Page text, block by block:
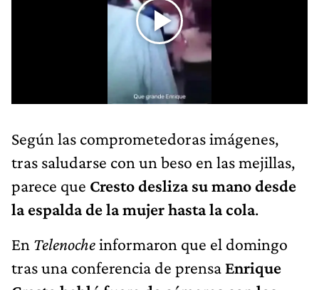
Según las comprometedoras imágenes,
tras saludarse con un beso en las mejillas,
parece que Cresto desliza su mano desde
la espalda de la mujer hasta la cola.
En Telenocheinformaron que el domingo
tras una conferencia de prensa Enrique